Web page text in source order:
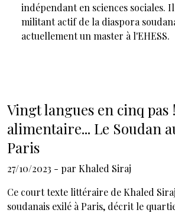
indépendant en sciences sociales.
militant actif de la diaspora
actuellement un master à l'EHESS.
Vingt langues en cinq pas
alimentaire... Le Soudan
Paris
27/10/2023 - par Khaled Siraj
Ce court texte littéraire de Khaled
soudanais exilé à Paris, décrit le